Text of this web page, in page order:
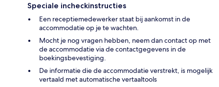
Speciale incheckinstructies
Een receptiemedewerker staat bij aankomst in de
accommodatie op je te wachten.
Mocht je nog vragen hebben, neem dan contact op met
de accommodatie via de contactgegevens in de
boekingsbevestiging.
De informatie die de accommodatie verstrekt, is mogelijk
vertaald met automatische vertaaltools